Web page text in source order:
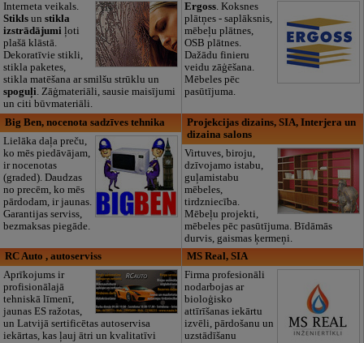
Interneta veikals.
Stiklsun stikla
izstrādājumiļoti
plašā klāstā.
Dekoratīvie stikli,
stikla paketes,
stikla matēšana ar smilšu strūklu un
spoguļi. Zāģmateriāli, sausie maisījumi
un citi būvmateriāli.
Ergoss. Koksnes
plātņes - saplāksnis,
mēbeļu plātnes,
OSB plātnes.
Dažādu finieru
veidu zāģēšana.
Mēbeles pēc
pasūtījuma.
Big Ben, nocenota sadzīves tehnika
Lielāka daļa preču,
ko mēs piedāvājam,
ir nocenotas
(graded). Daudzas
no precēm, ko mēs
pārdodam, ir jaunas.
Garantijas serviss,
bezmaksas piegāde.
Projekcijas dizains, SIA, Interjera un
dizaina salons
Virtuves, biroju,
dzīvojamo istabu,
guļamistabu
mēbeles,
tirdzniecība.
Mēbeļu projekti,
mēbeles pēc pasūtījuma. Bīdāmās
durvis, gaismas ķermeņi.
RC Auto , autoserviss
Aprīkojums ir
profisionālajā
tehniskā līmenī,
jaunas ES ražotas,
un Latvijā sertificētas autoservisa
iekārtas, kas ļauj ātri un kvalitatīvi
MS Real, SIA
Firma profesionāli
nodarbojas ar
bioloģisko
attīrīšanas iekārtu
izvēli, pārdošanu un
uzstādīšanu